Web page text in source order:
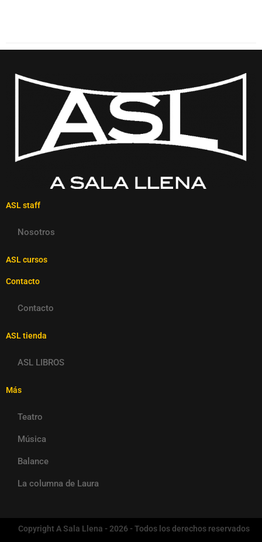
ASL staff
Nosotros
ASL cursos
Contacto
Contacto
ASL tienda
ASL LIBROS
Más
Teatro
Música
Balance
La columna de Laura
Copyright A Sala Llena - 2026 - Todos los derechos reservados